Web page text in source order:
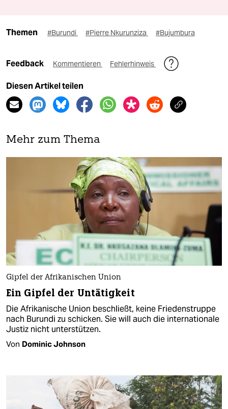
Themen #Burundi #Pierre Nkurunziza #Bujumbura
Feedback Kommentieren Fehlerhinweis
Diesen Artikel teilen
Mehr zum Thema
Gipfel der Afrikanischen Union
Ein Gipfel der Untätigkeit
Die Afrikanische Union beschließt, keine Friedenstruppe
nach Burundi zu schicken. Sie will auch die internationale
Justiz nicht unterstützen.
Von Dominic Johnson